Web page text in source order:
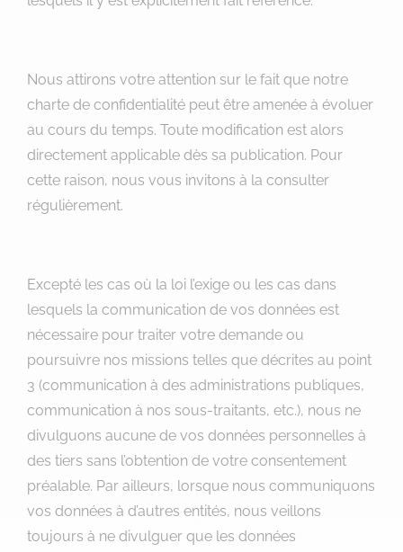
Nous attirons votre attention sur le fait que notre
charte de confidentialité peut être amenée à évoluer
au cours du temps. Toute modification est alors
directement applicable dès sa publication. Pour
cette raison, nous vous invitons à la consulter
régulièrement.
Excepté les cas où la loi l’exige ou les cas dans
lesquels la communication de vos données est
nécessaire pour traiter votre demande ou
poursuivre nos missions telles que décrites au point
3 (communication à des administrations publiques,
communication à nos sous-traitants, etc.), nous ne
divulguons aucune de vos données personnelles à
des tiers sans l’obtention de votre consentement
préalable. Par ailleurs, lorsque nous communiquons
vos données à d’autres entités, nous veillons
toujours à ne divulguer que les données